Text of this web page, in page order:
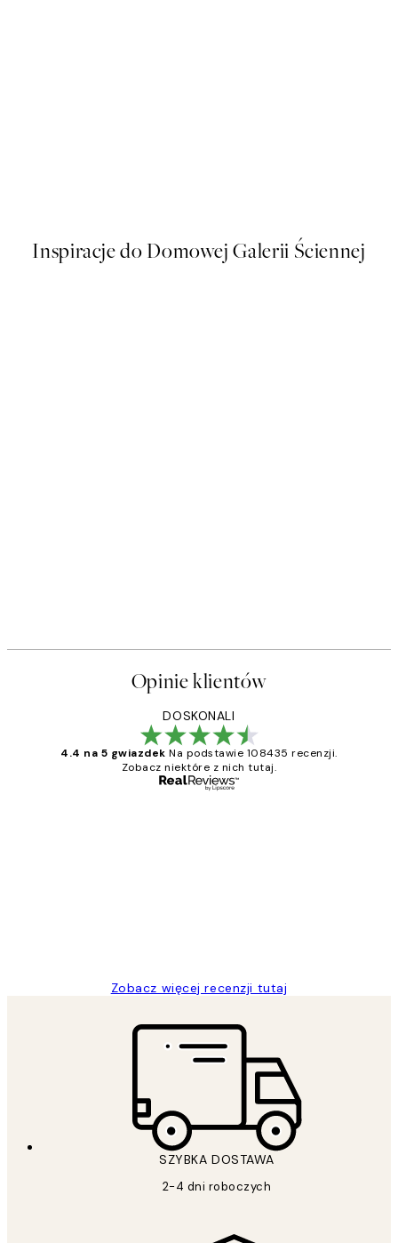
Inspiracje do Domowej Galerii Ściennej
Opinie klientów
DOSKONALI
4.4 na 5 gwiazdek Na podstawie 108435 recenzji.
Zobacz niektóre z nich tutaj.
Zobacz więcej recenzji tutaj
SZYBKA DOSTAWA
2-4 dni roboczych